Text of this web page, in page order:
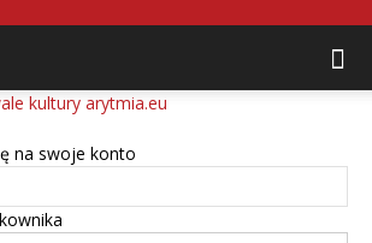
arytmia.eu
na swoje konto